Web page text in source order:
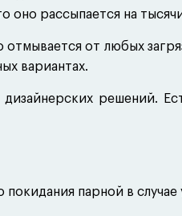
рассыпается на
отмывается от любых
вариантах.
решений.
парной в случае